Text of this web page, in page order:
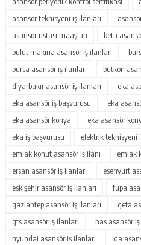
asansör teknisyeni iş ilanları
asansör ustası maaşları
beta
bulut makina asansör iş ilanları
bursa asansör iş ilanları
butkon
diyarbakır asansör iş ilanları
eka
eka asansör iş başvurusu
eka
eka asansör konya
eka asansör
eka iş başvurusu
elektrik teknisyeni
emlak konut asansör iş ilanı
emlak
ersan asansör iş ilanları
esenyurt
eskişehir asansör iş ilanları
fupa
gaziantep asansör iş ilanları
geta
gts asansör iş ilanları
has asansör
hyundai asansör is ilanları
ida